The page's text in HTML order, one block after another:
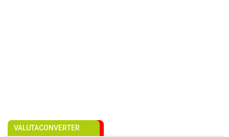
VALUTACONVERTER